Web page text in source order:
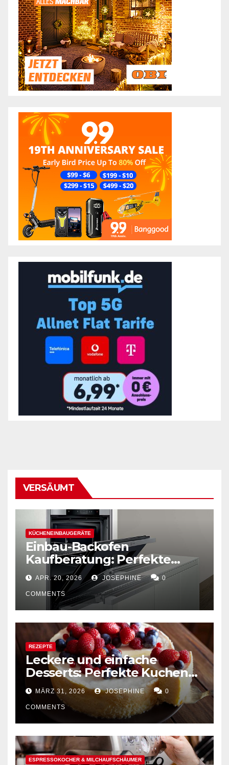
VERSÄUMT
KÜCHENEINBAUGERÄTE
Einbau-Backofen
Kaufberatung: Perfekte
Kombination von Funktion
und Design
APR. 20, 2026 JOSEPHINE 0
COMMENTS
REZEPTE
Leckere und einfache
Desserts: Perfekte Kuchen
mühelos backen
MÄRZ 31, 2026 JOSEPHINE 0
COMMENTS
ESPRESSOKOCHER & MILCHAUFSCHÄUMER